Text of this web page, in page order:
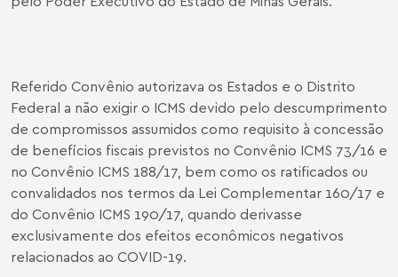
Referido Convênio autorizava os Estados e o Distrito
Federal a não exigir o ICMS devido pelo descumprimento
de compromissos assumidos como requisito à concessão
de benefícios fiscais previstos no Convênio ICMS 73/16 e
no Convênio ICMS 188/17, bem como os ratificados ou
convalidados nos termos da Lei Complementar 160/17 e
do Convênio ICMS 190/17, quando derivasse
exclusivamente dos efeitos econômicos negativos
relacionados ao COVID-19.